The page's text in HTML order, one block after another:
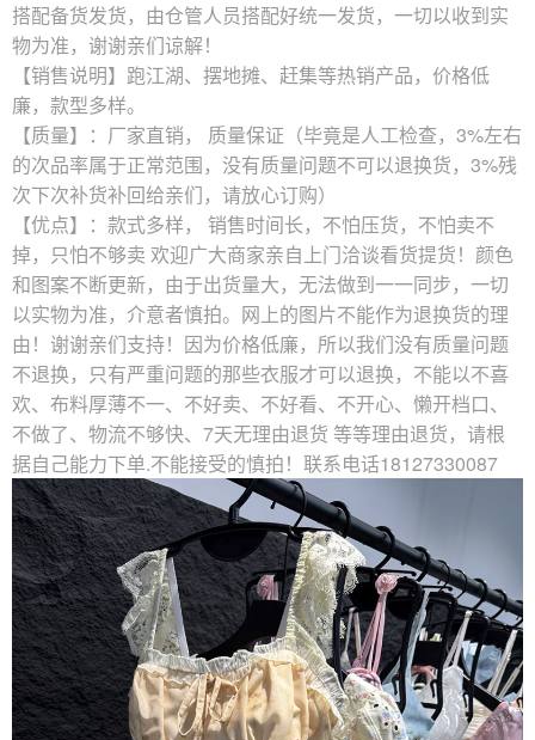
搭配备货发货，由仓管人员搭配好统一发货，一切以收到实
物为准，谢谢亲们谅解！
【销售说明】跑江湖、摆地摊、赶集等热销产品，价格低
廉，款型多样。
【质量】：厂家直销， 质量保证（毕竟是人工检查，3%左右
的次品率属于正常范围，没有质量问题不可以退换货，3%残
次下次补货补回给亲们，请放心订购）
【优点】：款式多样， 销售时间长，不怕压货，不怕卖不
掉，只怕不够卖 欢迎广大商家亲自上门洽谈看货提货！颜色
和图案不断更新，由于出货量大，无法做到一一同步，一切
以实物为准，介意者慎拍。网上的图片不能作为退换货的理
由！谢谢亲们支持！因为价格低廉，所以我们没有质量问题
不退换，只有严重问题的那些衣服才可以退换，不能以不喜
欢、布料厚薄不一、不好卖、不好看、不开心、懒开档口、
不做了、物流不够快、7天无理由退货 等等理由退货，请根
据自己能力下单.不能接受的慎拍！联系电话18127330087